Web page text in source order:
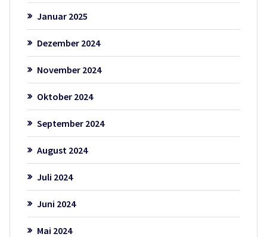
Januar 2025
Dezember 2024
November 2024
Oktober 2024
September 2024
August 2024
Juli 2024
Juni 2024
Mai 2024